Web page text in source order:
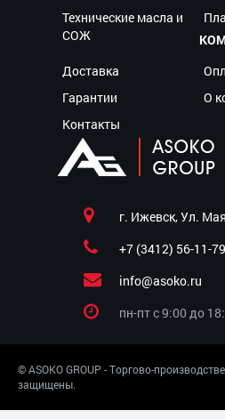
Технические масла и
СОЖ
Доставка
Гарантии
О
Контакты
г. Ижевск, Ул.
+7 (3412) 56-11-79
info@asoko.ru
пн-пт c 9:00 до
© ASOKO GROUP - Торгово-
защищены.